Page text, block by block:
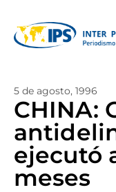
5 de agosto, 1996
CHINA:
ejecutó
meses